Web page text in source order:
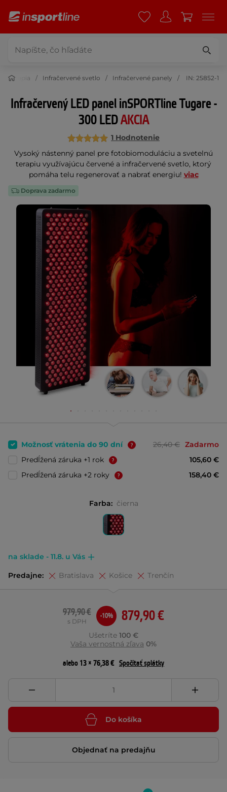
terapia Infračervené svetlo Infračervené panely IN: 25852-1
Infračervený LED panel inSPORTline Tugare -
300 LEDAKCIA
1 Hodnotenie
Vysoký nástenný panel pre fotobiomoduláciu a svetelnú
terapiu využívajúcu červené a infračervené svetlo, ktorý
pomáha telu regenerovať a nabrať energiu! viac
Doprava zadarmo
Možnosť vrátenia do 90 dní 26,40 € Zadarmo
Predĺžená záruka +1 rok
105,60 €
Predĺžená záruka +2 roky
158,40 €
Farba: čierna
na sklade - 11.8. u Vás
Predajne: Bratislava Košice Trenčín
879,90 €
979,90 €
s DPH
-10%
Ušetríte 100 €
Vaša vernostná zľava 0%
alebo 13 × 76,38 € Spočítať splátky
Do košíka
Objednať na predajňu